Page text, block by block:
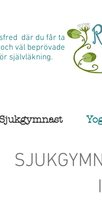
där du får ta
väl beprövade
självläkning.
Sjukgymnast